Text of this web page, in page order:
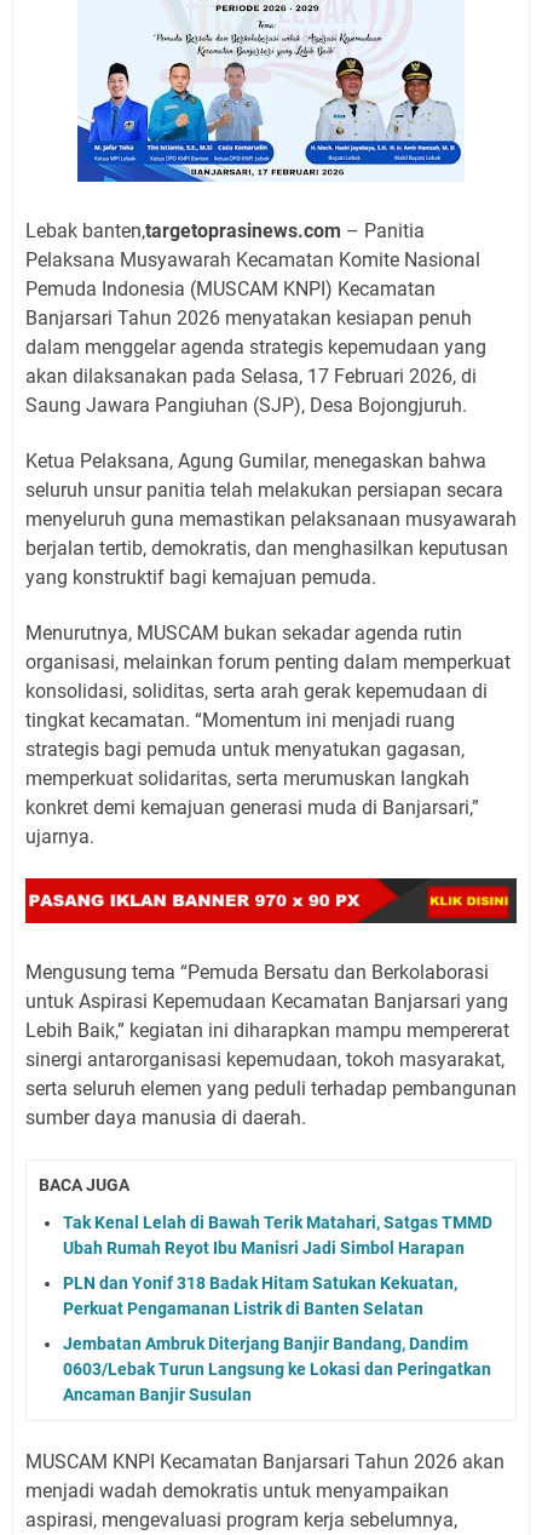
Lebak banten,targetoprasinews.com – Panitia
Pelaksana Musyawarah Kecamatan Komite Nasional
Pemuda Indonesia (MUSCAM KNPI) Kecamatan
Banjarsari Tahun 2026 menyatakan kesiapan penuh
dalam menggelar agenda strategis kepemudaan yang
akan dilaksanakan pada Selasa, 17 Februari 2026, di
Saung Jawara Pangiuhan (SJP), Desa Bojongjuruh.
Ketua Pelaksana, Agung Gumilar, menegaskan bahwa
seluruh unsur panitia telah melakukan persiapan secara
menyeluruh guna memastikan pelaksanaan musyawarah
berjalan tertib, demokratis, dan menghasilkan keputusan
yang konstruktif bagi kemajuan pemuda.
Menurutnya, MUSCAM bukan sekadar agenda rutin
organisasi, melainkan forum penting dalam memperkuat
konsolidasi, soliditas, serta arah gerak kepemudaan di
tingkat kecamatan. “Momentum ini menjadi ruang
strategis bagi pemuda untuk menyatukan gagasan,
memperkuat solidaritas, serta merumuskan langkah
konkret demi kemajuan generasi muda di Banjarsari,”
ujarnya.
Mengusung tema “Pemuda Bersatu dan Berkolaborasi
untuk Aspirasi Kepemudaan Kecamatan Banjarsari yang
Lebih Baik,” kegiatan ini diharapkan mampu mempererat
sinergi antarorganisasi kepemudaan, tokoh masyarakat,
serta seluruh elemen yang peduli terhadap pembangunan
sumber daya manusia di daerah.
BACA JUGA
Tak Kenal Lelah di Bawah Terik Matahari, Satgas TMMD
Ubah Rumah Reyot Ibu Manisri Jadi Simbol Harapan
PLN dan Yonif 318 Badak Hitam Satukan Kekuatan,
Perkuat Pengamanan Listrik di Banten Selatan
Jembatan Ambruk Diterjang Banjir Bandang, Dandim
0603/Lebak Turun Langsung ke Lokasi dan Peringatkan
Ancaman Banjir Susulan
MUSCAM KNPI Kecamatan Banjarsari Tahun 2026 akan
menjadi wadah demokratis untuk menyampaikan
aspirasi, mengevaluasi program kerja sebelumnya,